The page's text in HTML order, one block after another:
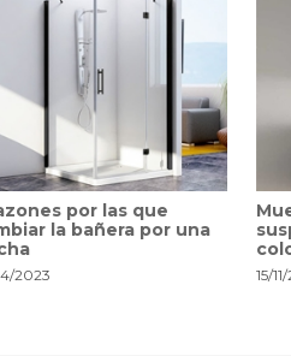
por las que
la bañera por una
2023 15/